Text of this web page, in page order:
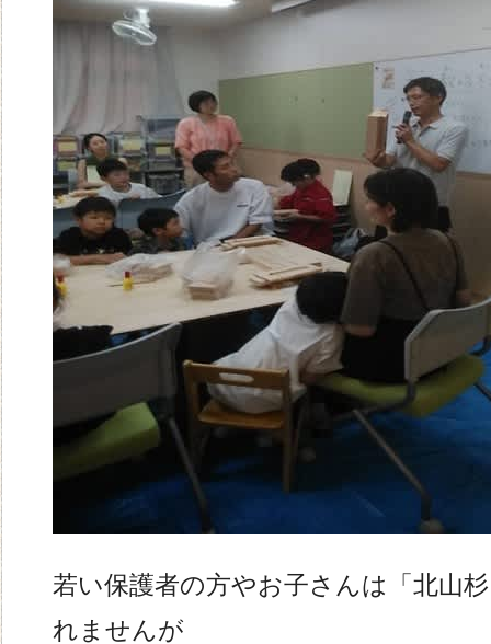
若い保護者の方やお子さんは「北山
れませんが